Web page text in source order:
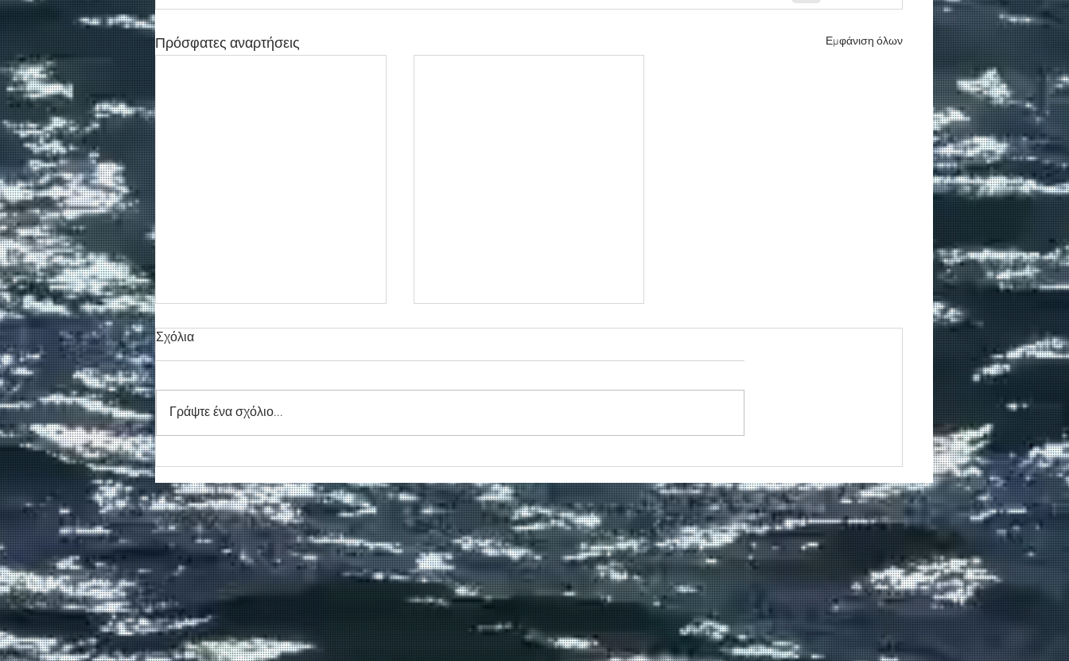
Πρόσφατες αναρτήσεις Εμφάνιση όλων
Κασσελάκη στο λιμάνι της
Σούδας
μεταφοράς μεταναστών από τη
Σούδα
Σχόλια
Γράψτε ένα σχόλιο...